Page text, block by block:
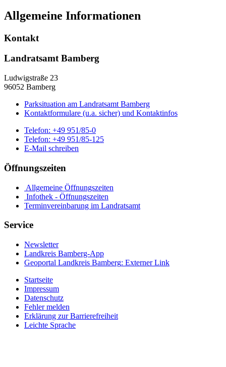
Allgemeine Informationen
Kontakt
Landratsamt Bamberg
Ludwigstraße 23
96052 Bamberg
Parksituation am Landratsamt Bamberg
Kontaktformulare (u.a. sicher) und Kontaktinfos
Telefon: +49 951/85-0
Telefon: +49 951/85-125
E-Mail schreiben
Öffnungszeiten
Allgemeine Öffnungszeiten
Infothek - Öffnungszeiten
Terminvereinbarung im Landratsamt
Service
Newsletter
Landkreis Bamberg-App
Geoportal Landkreis Bamberg: Externer Link
Startseite
Impressum
Datenschutz
Fehler melden
Erklärung zur Barrierefreiheit
Leichte Sprache